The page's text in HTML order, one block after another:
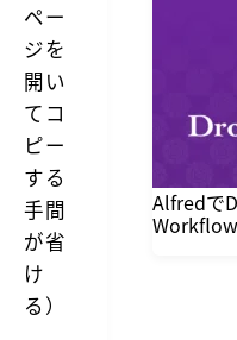
ペー
ジを
開い
てコ
ピー
する
手間
が省
け
る）
Alfredで